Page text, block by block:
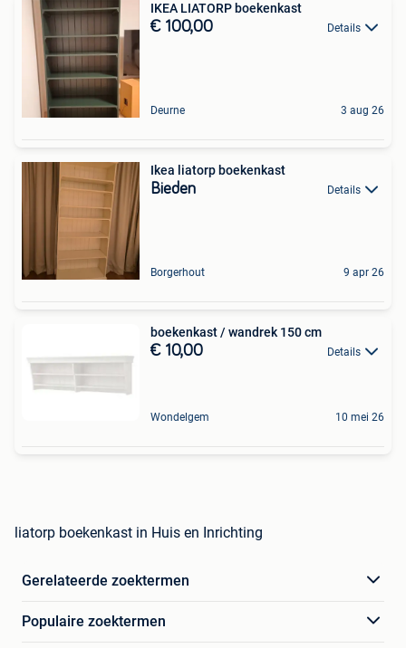
IKEA LIATORP boekenkast
€ 100,00 Details
Deurne 3 aug 26
Ikea liatorp boekenkast
Bieden Details
Borgerhout 9 apr 26
boekenkast / wandrek 150 cm
€ 10,00 Details
Wondelgem 10 mei 26
liatorp boekenkast in Huis en Inrichting
Gerelateerde zoektermen
Populaire zoektermen